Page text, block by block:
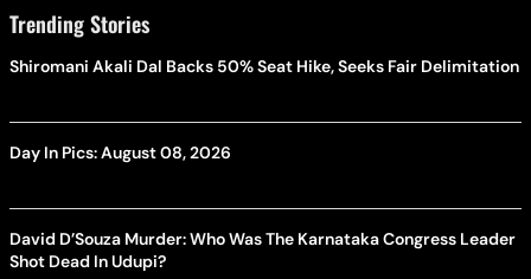
Trending Stories
Shiromani Akali Dal Backs 50% Seat Hike, Seeks Fair Delimitation
Day In Pics: August 08, 2026
David D’Souza Murder: Who Was The Karnataka Congress Leader
Shot Dead In Udupi?